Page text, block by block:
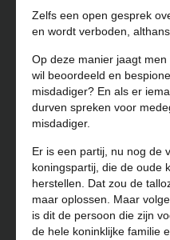
Zelfs een open gesprek
en wordt verboden,
Op deze manier jaagt
wil beoordeeld en
misdadiger? En als er
durven spreken voor
misdadiger.
Er is een partij, nu nog de
koningspartij, die de oude
herstellen. Dat zou de
maar oplossen. Maar
is dit de persoon die zijn
de hele koninklijke familie